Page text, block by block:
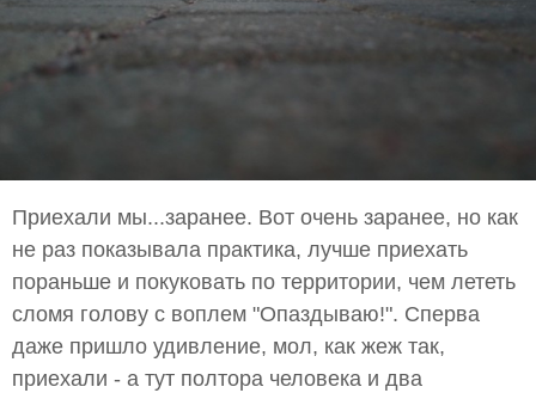
Приехали мы...заранее. Вот очень заранее, но как
не раз показывала практика, лучше приехать
пораньше и покуковать по территории, чем лететь
сломя голову с воплем "Опаздываю!". Сперва
даже пришло удивление, мол, как жеж так,
приехали - а тут полтора человека и два